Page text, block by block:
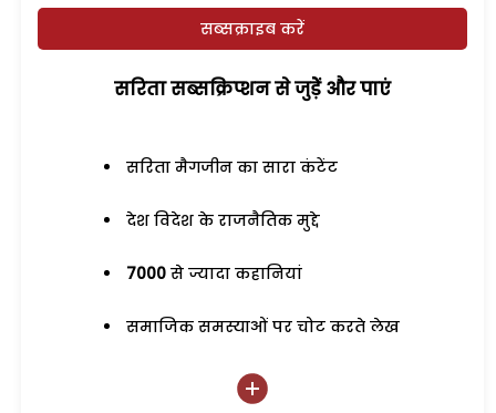
सब्सक्राइब करें
सरिता सब्सक्रिप्शन से जुड़ेें और पाएं
सरिता मैगजीन का सारा कंटेंट
देश विदेश के राजनैतिक मुद्दे
7000 से ज्यादा कहानियां
समाजिक समस्याओं पर चोट करते लेख